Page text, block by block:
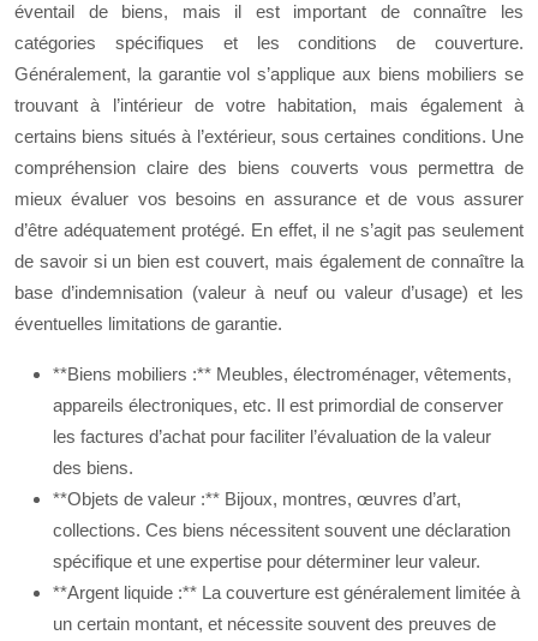
éventail de biens, mais il est important de connaître les
catégories spécifiques et les conditions de couverture.
Généralement, la garantie vol s’applique aux biens mobiliers se
trouvant à l’intérieur de votre habitation, mais également à
certains biens situés à l’extérieur, sous certaines conditions. Une
compréhension claire des biens couverts vous permettra de
mieux évaluer vos besoins en assurance et de vous assurer
d’être adéquatement protégé. En effet, il ne s’agit pas seulement
de savoir si un bien est couvert, mais également de connaître la
base d’indemnisation (valeur à neuf ou valeur d’usage) et les
éventuelles limitations de garantie.
**Biens mobiliers :** Meubles, électroménager, vêtements,
appareils électroniques, etc. Il est primordial de conserver
les factures d’achat pour faciliter l’évaluation de la valeur
des biens.
**Objets de valeur :** Bijoux, montres, œuvres d’art,
collections. Ces biens nécessitent souvent une déclaration
spécifique et une expertise pour déterminer leur valeur.
**Argent liquide :** La couverture est généralement limitée à
un certain montant, et nécessite souvent des preuves de